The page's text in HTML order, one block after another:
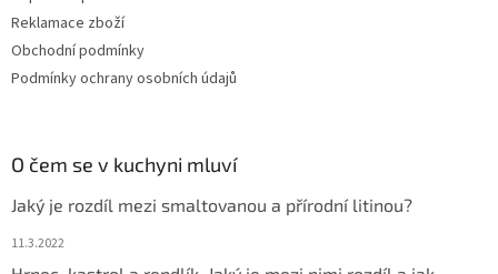
Reklamace zboží
Obchodní podmínky
Podmínky ochrany osobních údajů
O čem se v kuchyni mluví
Jaký je rozdíl mezi smaltovanou a přírodní litinou?
11.3.2022